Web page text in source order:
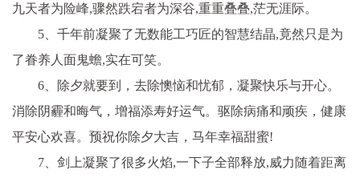
九天者为险峰,骤然跌宕者为深谷,重重叠叠,茫无涯际。
5、千年前凝聚了无数能工巧匠的智慧结晶,竟然只是为
了眷养人面鬼蟾,实在可笑。
6、除夕就要到，去除懊恼和忧郁，凝聚快乐与开心。
消除阴霾和晦气，增福添寿好运气。驱除病痛和顽疾，健康
平安心欢喜。预祝你除夕大吉，马年幸福甜蜜!
7、剑上凝聚了很多火焰,一下子全部释放,威力随着距离